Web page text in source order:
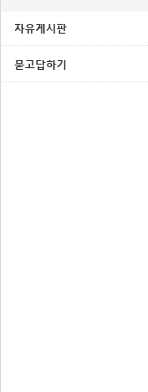
자유게시판
묻고답하기